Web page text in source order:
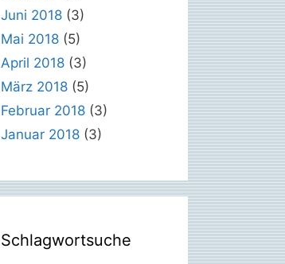
Juni 2018 (3)
Mai 2018 (5)
April 2018 (3)
März 2018 (5)
Februar 2018 (3)
Januar 2018 (3)
Schlagwortsuche